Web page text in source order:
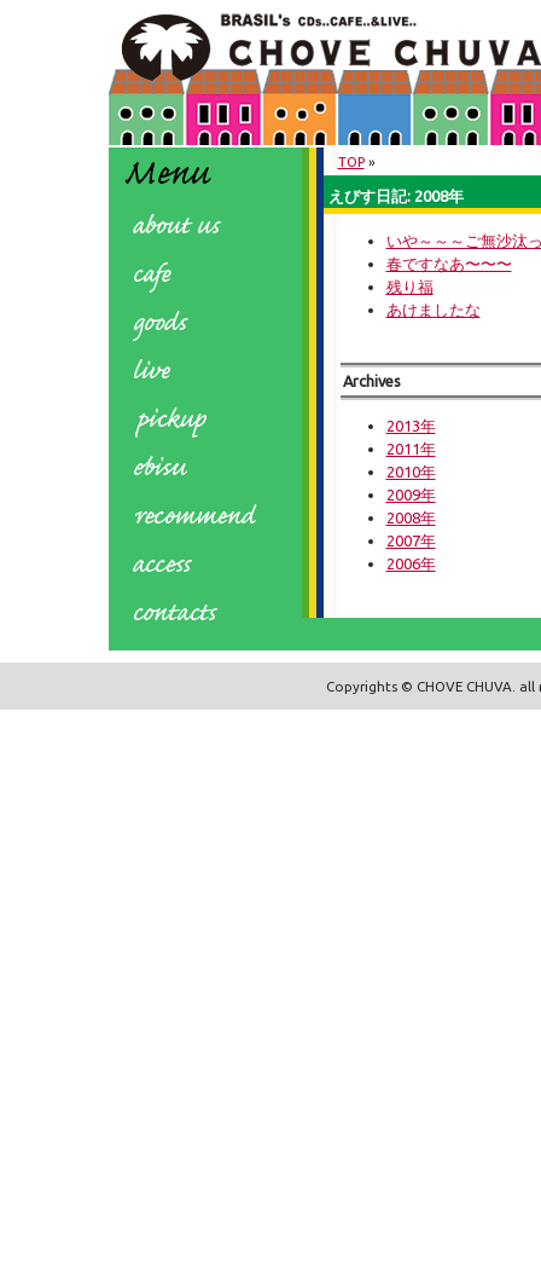
TOP»
えびす日記: 2008年
いや～～～ご無沙汰
春ですなあ〜〜〜
残り福
あけましたな
Archives
2013年
2011年
2010年
2009年
2008年
2007年
2006年
Copyrights © CHOVE CHUVA.